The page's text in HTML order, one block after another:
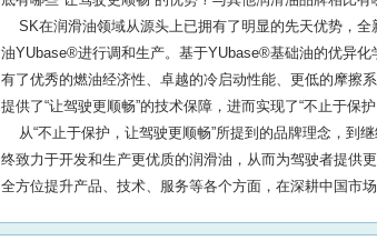
SK在润滑油领域从源头上已拥有了明显的先天优势，
油YUbase®进行调和生产。基于YUbase®基础油的优异化
有了优秀的燃油经济性、卓越的冷启动性能、更低的摩擦
提供了“让驾驶更顺畅”的技术保障，进而实现了“不止于保
从“不止于保护，让驾驶更顺畅”所提到的品牌理念，到
终致力于开发和生产更优质的润滑油，从而为驾驶者提供
全方位提升产品、技术、服务等各个方面，在深耕中国市场